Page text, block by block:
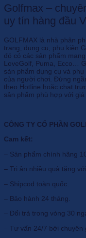
Golfmax –
uy tín hàng đầu
GOLFMAX là nhà phân
trang, dụng cụ, phụ kiện
đó có các sản phẩm
LoveGolf, Puma, Ecco…
sản phẩm dụng cụ và
của người chơi. Đừng
theo Hotline hoặc chat
sản phẩm phù hợp với giá
CÔNG TY CỔ PHẦN
Cam kết:
– Sản phẩm chính hãng
– Tri ân nhiều quà tặng
– Shipcod toàn quốc.
– Bảo hành 24 tháng.
– Đổi trả trong vòng 30
– Tư vấn 24/7 bởi chuyên